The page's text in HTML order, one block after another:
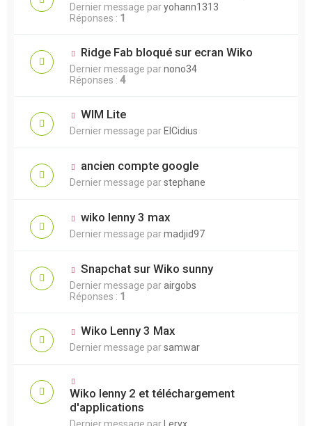
Dernier message paryohann1313
Réponses : 1
Ridge Fab bloqué sur ecran Wiko
Dernier message parnono34
Réponses : 4
WIM Lite
Dernier message par ElCidius
ancien compte google
Dernier message parstephane
wiko lenny 3 max
Dernier message parmadjid97
Snapchat sur Wiko sunny
Dernier message parairgobs
Réponses : 1
Wiko Lenny 3 Max
Dernier message parsamwar
Wiko lenny 2 et téléchargement
d'applications
Dernier message par
Leryx